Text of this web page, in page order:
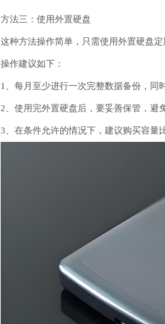
方法三：使用外置硬盘
这种方法操作简单，只需使用外置硬盘
操作建议如下：
1、每月至少进行一次完整数据备份，同
2、使用完外置硬盘后，要妥善保管，避
3、在条件允许的情况下，建议购买容量